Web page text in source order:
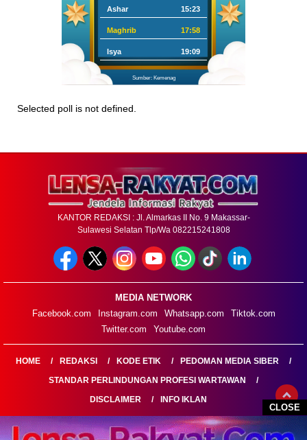
CLOSE
Ashar 15:23
Maghrib 17:58
Isya 19:09
Sumber: Kemenag
Selected poll is not defined.
KANTOR REDAKSI : Jl. Almarkas II No. 9 Makassar-
Sulawesi Selatan Tlp/Wa 082215241808
MEDIA NETWORK
Facebook.com
Instagram.com Whatsapp.com
Tiktok.com
Twitter.com
Youtube.com
HOME REDAKSI KODE ETIK
PEDOMAN MEDIA SIBER
STANDAR PERLINDUNGAN PROFESI WARTAWAN
DISCLAIMER
INFO IKLAN
LENSARAKYAT.COM@2026